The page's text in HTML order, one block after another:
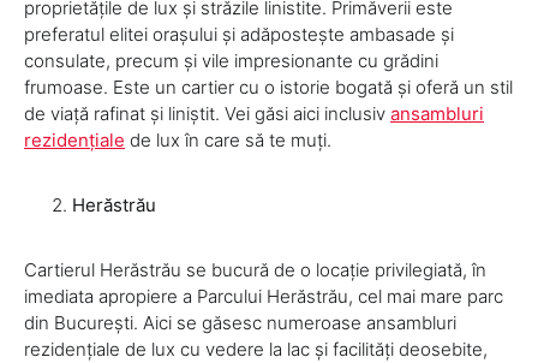
proprietățile de lux și străzile linistite. Primăverii este
preferatul elitei orașului și adăpostește ambasade și
consulate, precum și vile impresionante cu grădini
frumoase. Este un cartier cu o istorie bogată și oferă un stil
de viață rafinat și liniștit. Vei găsi aici inclusiv ansambluri
rezidențiale de lux în care să te muți.
Herăstrău
Cartierul Herăstrău se bucură de o locație privilegiată, în
imediata apropiere a Parcului Herăstrău, cel mai mare parc
din București. Aici se găsesc numeroase ansambluri
rezidențiale de lux cu vedere la lac și facilități deosebite,